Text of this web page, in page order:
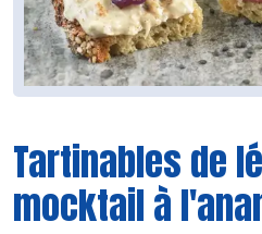
Tartinables de
mocktail à